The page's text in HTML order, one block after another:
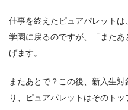
仕事を終えたピュアパレット
学園に戻るのですが、「また
げます。
またあとで？この後、新入生
り、ピュアパレットはそのトッ